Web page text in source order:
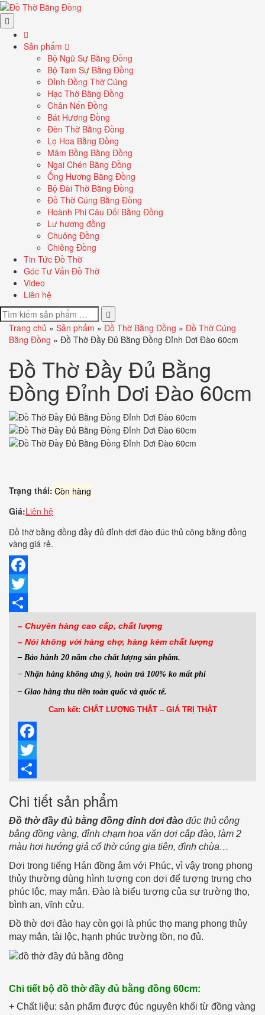
Sản phẩm
Bộ Ngũ Sự Bằng Đồng
Bộ Tam Sự Bằng Đồng
Đỉnh Đồng Thờ Cúng
Hạc Thờ Bằng Đồng
Chân Nến Đồng
Bát Hương Đồng
Đèn Thờ Bằng Đồng
Lọ Hoa Bằng Đồng
Mâm Bồng Bằng Đồng
Ngai Chén Bằng Đồng
Ống Hương Bằng Đồng
Bộ Đài Thờ Bằng Đồng
Đồ Thờ Cúng Bằng Đồng
Hoành Phi Câu Đối Bằng Đồng
Lư hương đồng
Chuông Đồng
Chiêng Đồng
Tin Tức Đồ Thờ
Góc Tư Vấn Đồ Thờ
Video
Liên hệ
Trang chủ » Sản phẩm » Đồ Thờ Bằng Đồng » Đồ Thờ Cúng
Bằng Đồng » Đồ Thờ Đầy Đủ Bằng Đồng Đỉnh Dơi Đào 60cm
Đồ Thờ Đầy Đủ Bằng
Đồng Đỉnh Dơi Đào 60cm
Trạng thái: Còn hàng
Giá:Liên hệ
Đồ thờ bằng đồng đầy đủ đỉnh dơi đào đúc thủ công bằng đồng
vàng giá rẻ.
Facebook
Twitter
Share
– Chuyên hàng cao cấp, chất lượng
– Nói không với hàng chợ, hàng kém chất lượng
– Bảo hành 20 năm cho chất lượng sản phẩm.
– Nhận hàng không ưng ý, hoàn trả 100% ko mất phí
– Giao hàng thu tiền toàn quốc và quốc tế.
Cam kết: CHẤT LƯỢNG THẬT – GIÁ TRỊ THẬT
Facebook
Twitter
Chi tiết sản phẩm
Đồ thờ đầy đủ bằng đồng đỉnh dơi đào đúc thủ công
bằng đồng vàng, đỉnh chạm hoa văn dơi cắp đào, làm 2
màu hơi hướng giả cổ thờ cúng gia tiên, đình chùa…
Dơi trong tiếng Hán đồng âm với Phúc, vì vậy trong phong
thủy thường dùng hình tượng con dơi để tượng trưng cho
phúc lộc, may mắn. Đào là biểu tượng của sự trường thọ,
bình an, vĩnh cửu.
Đồ thờ dơi đào hay còn gọi là phúc thọ mang phong thủy
may mắn, tài lộc, hạnh phúc trường tồn, no đủ.
Chi tiết bộ đồ thờ đầy đủ bằng đồng 60cm:
+ Chất liệu: sản phẩm được đúc nguyên khối từ đồng vàng